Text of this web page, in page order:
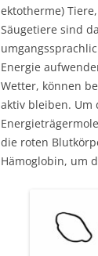
ektotherme)
Säugetiere sind
Energie
Wetter, können
aktiv bleiben. Um
die roten
Hämoglobin, um